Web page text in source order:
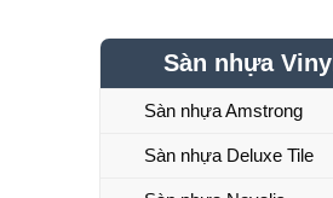
Sàn nhựa Vinyl
Sàn nhựa Amstrong
Sàn nhựa Deluxe Tile